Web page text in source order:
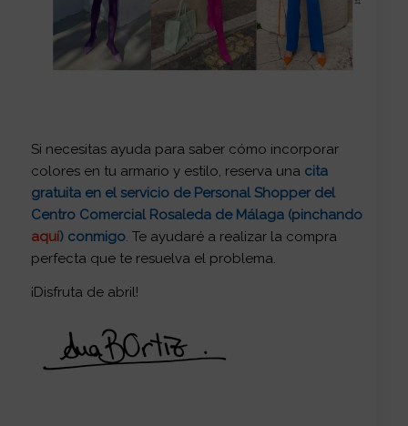
Si necesitas ayuda para saber cómo incorporar
colores en tu armario y estilo, reserva una cita
gratuita en el servicio de Personal Shopper del
Centro Comercial Rosaleda de Málaga (pinchando
aquí) conmigo. Te ayudaré a realizar la compra
perfecta que te resuelva el problema.
¡Disfruta de abril!